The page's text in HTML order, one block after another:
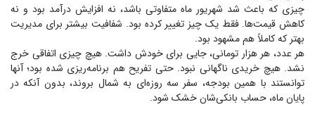
چیزی که باعث شد شهریور ماه متفاوتی باشد، نه افزایش درآمد بود و نه
کاهش قیمت‌ها. فقط یک چیز تغییر کرده بود. شفافیت بیشتر برای مدیریت
بهتر که کاملاً هم مشهود بود.
هر عدد، هر هزار تومانی، جایی برای خودش داشت. هیچ چیزی اتفاقی خرج
نشد. هیچ خریدی ناگهانی نبود. حتی تفریح هم برنامه‌ریزی شده بود؛ آنها
توانستند با همین بودجه، سفر سه روزه‌ای به شمال بروند، بدون آنکه در
پایان ماه، حساب بانکی‌شان خشک شود.